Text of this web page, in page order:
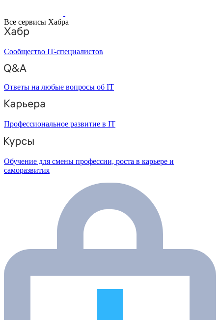
Все сервисы Хабра
Сообщество IT-специалистов
Ответы на любые вопросы об IT
Профессиональное развитие в IT
Обучение для смены профессии, роста в карьере и
саморазвития